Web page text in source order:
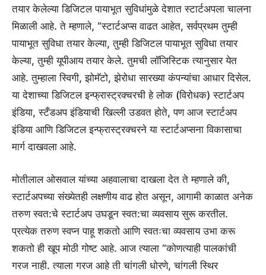
तयार केलेल्या डिजिटल पायाभूत सुविधांमुळे देशात स्टार्टअपला चालना
मिळाली आहे. ते म्हणाले, “स्टार्टअप्स वाढत आहेत, सर्वप्रथम तुम्ही
पायाभूत सुविधा तयार केल्या, तुम्ही डिजिटल पायाभूत सुविधा तयार
केल्या, तुम्ही यूपीआय तयार केले. तुमची लॉजिस्टिक त्यानुसार येत
आहे. तुम्हाला स्विगी, झोमॅटो, झेरोधा सारख्या कंपन्यांचा आधार दिसेल.
या देशाच्या डिजिटल इन्फ्रास्ट्रक्चरची हे लोक (विरोधक) स्टार्टअप
इंडिया, स्टँडअप इंडियाची खिल्ली उडवत होते, पण आज स्टार्टअप
इंडिया आणि डिजिटल इन्फ्रास्ट्रक्चरने या स्टार्टअप्सना विकासाचा
मार्ग दाखवला आहे.
मोतीलाल ओसवाल यांच्या अहवालाचा दाखला देत ते म्हणाले की,
स्टार्टअपच्या संख्येतही लक्षणीय वाढ होत असून, आगामी काळात अनेक
तरुण स्वत:चे स्टार्टअप उघडून स्वत:चा व्यवसाय सुरू करतील.
प्रत्येक तरुण स्वप्न पाहू शकतो आणि स्वतःचा व्यवसाय उभा करू
शकतो ही खूप मोठी गोष्ट आहे. आज त्याला “कोणत्याही पालकांची
गरज नाही. त्याला गरज आहे ती चांगली धोरणे, चांगली स्थिर